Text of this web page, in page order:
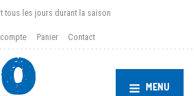
tous les jours durant la saison
Panier Contact
MENU